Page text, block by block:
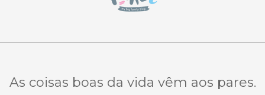
As coisas boas da vida vêm aos pares.